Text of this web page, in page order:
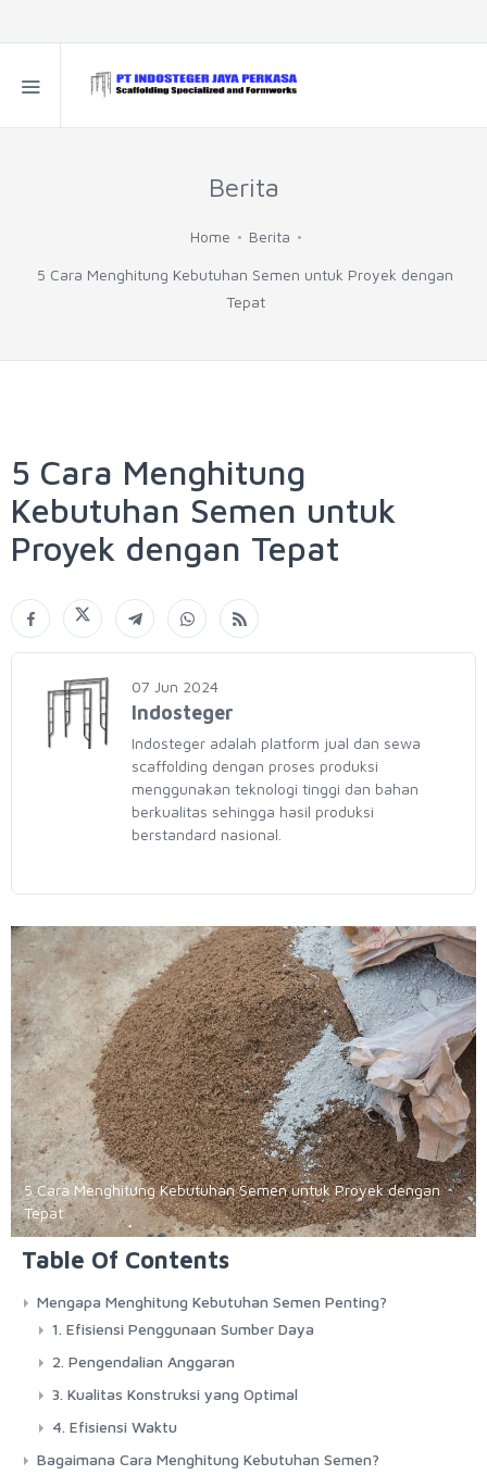
Berita
Home Berita
5 Cara Menghitung Kebutuhan Semen untuk Proyek dengan
Tepat
5 Cara Menghitung
Kebutuhan Semen untuk
Proyek dengan Tepat
07 Jun 2024
Indosteger
Indosteger adalah platform jual dan sewa
scaffolding dengan proses produksi
menggunakan teknologi tinggi dan bahan
berkualitas sehingga hasil produksi
berstandard nasional.
5 Cara Menghitung Kebutuhan Semen untuk Proyek dengan
Tepat
Table Of Contents
Mengapa Menghitung Kebutuhan Semen Penting?
1. Efisiensi Penggunaan Sumber Daya
2. Pengendalian Anggaran
3. Kualitas Konstruksi yang Optimal
4. Efisiensi Waktu
Bagaimana Cara Menghitung Kebutuhan Semen?